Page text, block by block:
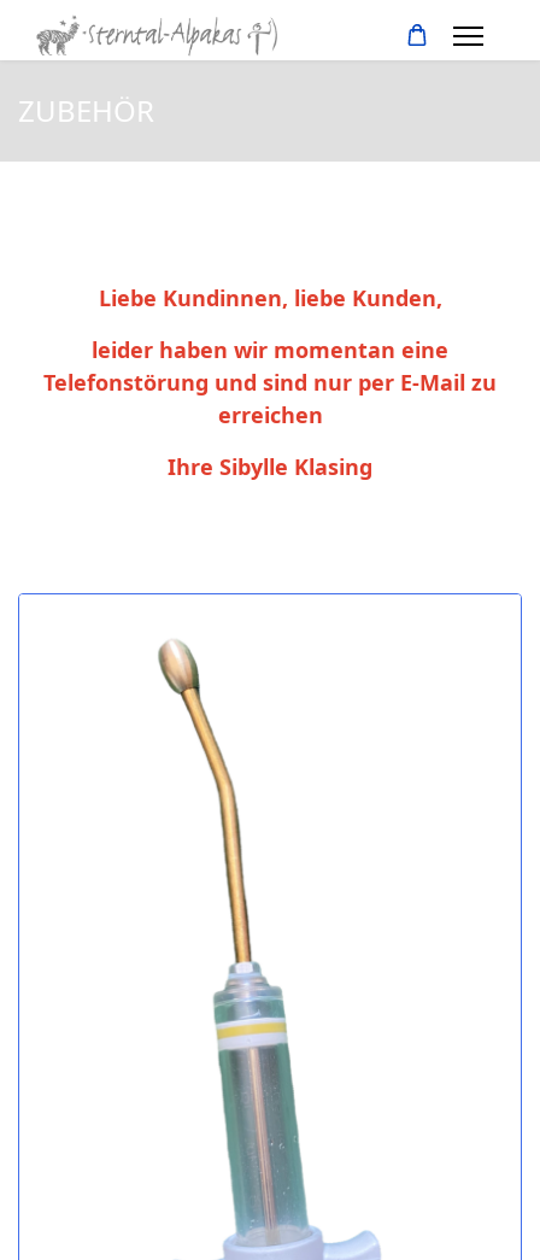
ZUBEHÖR
Liebe Kundinnen, liebe Kunden,
leider haben wir momentan eine
Telefonstörung und sind nur per E-Mail zu
erreichen
Ihre Sibylle Klasing